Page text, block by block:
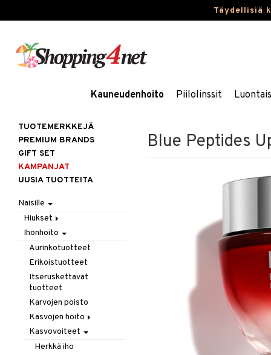
Täydellisiä
Kauneudenhoito Piilolinssit
Blue Peptides
TUOTEMERKKEJÄ
PREMIUM BRANDS
GIFT SET
KAMPANJAT
UUSIA TUOTTEITA
Naisille
Hiukset
Gift Set
Harjat / Kammat
Hiuskuurit
Hiustenlähtö
Hiusväri
Hoitoaineet
Koristeita
Kuivashamppoo
Leave-in hoitoaine
Ihonhoito
Aurinkotuotteet
Erikoistuotteet
Itseruskettavat
tuotteet
Karvojen poisto
Kasvojen hoito
Kasvovesi
Puhdistus
Kasvovoiteet
Herkkä iho